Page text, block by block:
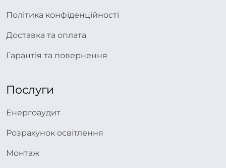
Політика конфіденційності
Доставка та оплата
Гарантія та повернення
Послуги
Енергоаудит
Розрахунок освітлення
Монтаж